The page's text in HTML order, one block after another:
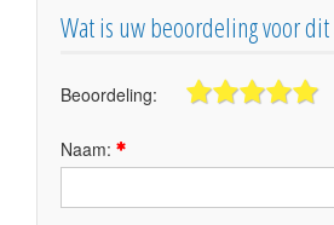
Wat is uw beoordeling voor
Beoordeling:
Naam: